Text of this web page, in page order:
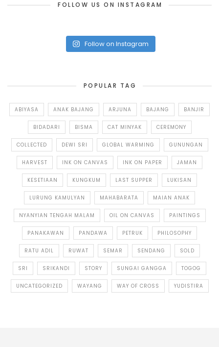
FOLLOW US ON INSTAGRAM
Follow on Instagram
POPULAR TAG
ABIYASA ANAK BAJANG ARJUNA BAJANG BANJIR
BIDADARI BISMA CAT MINYAK CEREMONY
COLLECTED DEWI SRI GLOBAL WARMING GUNUNGAN
HARVEST INK ON CANVAS INK ON PAPER JAMAN
KESETIAAN KUNGKUM LAST SUPPER LUKISAN
LURUNG KAMULYAN MAHABARATA MAIAN ANAK
NYANYIAN TENGAH MALAM OIL ON CANVAS PAINTINGS
PANAKAWAN PANDAWA PETRUK PHILOSOPHY
RATU ADIL RUWAT SEMAR SENDANG SOLD
SRI SRIKANDI STORY SUNGAI GANGGA TOGOG
UNCATEGORIZED WAYANG WAY OF CROSS YUDISTIRA